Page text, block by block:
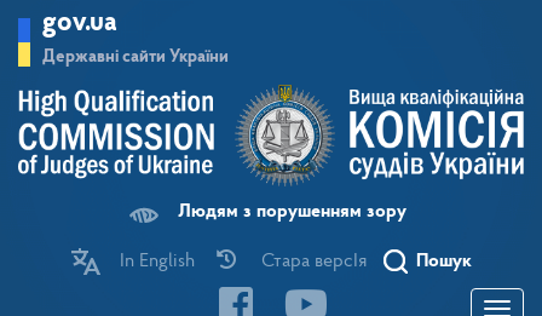
основного
матеріалу
gov.ua
Державні сайти України
Людям з порушенням зору
In English Стара версІя Пошук
Toggle